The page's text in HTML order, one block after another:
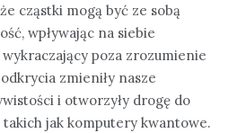
cząstki mogą być ze sobą
wpływając na siebie
poza zrozumienie
zmieniły nasze
i otworzyły drogę do
jak komputery kwantowe.